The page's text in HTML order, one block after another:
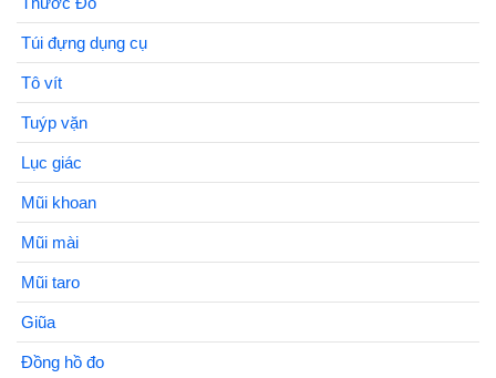
Túi đựng dụng cụ
Tô vít
Tuýp vặn
Lục giác
Mũi khoan
Mũi mài
Mũi taro
Giũa
Đồng hồ đo